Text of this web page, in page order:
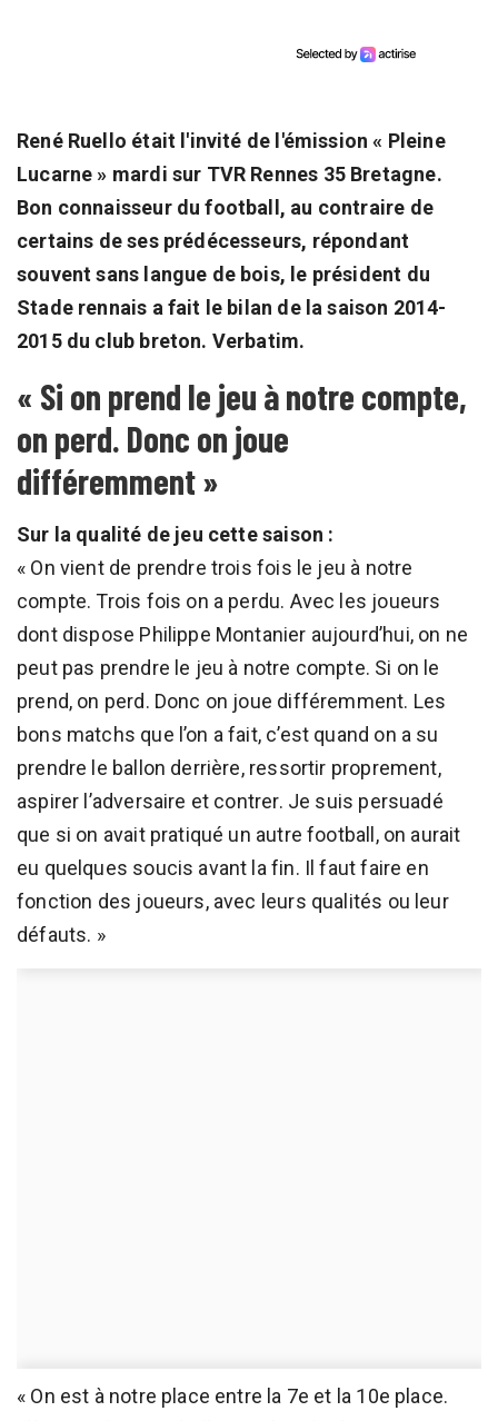
René Ruello était l'invité de l'émission « Pleine
Lucarne » mardi sur TVR Rennes 35 Bretagne.
Bon connaisseur du football, au contraire de
certains de ses prédécesseurs, répondant
souvent sans langue de bois, le président du
Stade rennais a fait le bilan de la saison 2014-
2015 du club breton. Verbatim.
« Si on prend le jeu à notre compte,
on perd. Donc on joue
différemment »
Sur la qualité de jeu cette saison :
« On vient de prendre trois fois le jeu à notre
compte. Trois fois on a perdu. Avec les joueurs
dont dispose Philippe Montanier aujourd’hui, on ne
peut pas prendre le jeu à notre compte. Si on le
prend, on perd. Donc on joue différemment. Les
bons matchs que l’on a fait, c’est quand on a su
prendre le ballon derrière, ressortir proprement,
aspirer l’adversaire et contrer. Je suis persuadé
que si on avait pratiqué un autre football, on aurait
eu quelques soucis avant la fin. Il faut faire en
fonction des joueurs, avec leurs qualités ou leur
défauts. »
« On est à notre place entre la 7e et la 10e place.